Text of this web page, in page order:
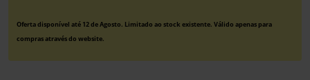
Oferta disponível até 12 de Agosto. Limitado ao stock existente. Válido apenas para
compras através do website.